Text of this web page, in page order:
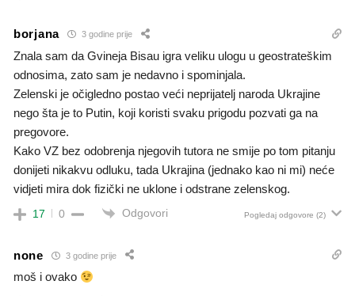
borjana 3 godine prije
Znala sam da Gvineja Bisau igra veliku ulogu u geostrateškim
odnosima, zato sam je nedavno i spominjala.
Zelenski je očigledno postao veći neprijatelj naroda Ukrajine
nego šta je to Putin, koji koristi svaku prigodu pozvati ga na
pregovore.
Kako VZ bez odobrenja njegovih tutora ne smije po tom pitanju
donijeti nikakvu odluku, tada Ukrajina (jednako kao ni mi) neće
vidjeti mira dok fizički ne uklone i odstrane zelenskog.
17 0 Odgovori Pogledaj odgovore (2)
none 3 godine prije
moš i ovako